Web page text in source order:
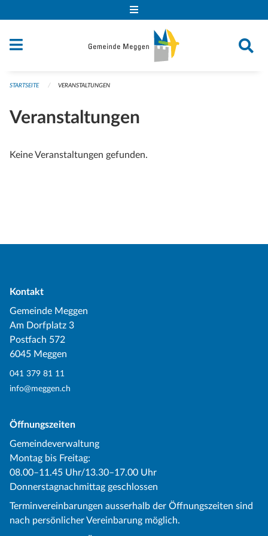
STARTSEITE VERANSTALTUNGEN
Veranstaltungen
Keine Veranstaltungen gefunden.
Kontakt
Gemeinde Meggen
Am Dorfplatz 3
Postfach 572
6045 Meggen
041 379 81 11
info@meggen.ch
Öffnungszeiten
Gemeindeverwaltung
Montag bis Freitag:
08.00–11.45 Uhr/13.30–17.00 Uhr
Donnerstagnachmittag geschlossen
Terminvereinbarungen ausserhalb der Öffnungszeiten sind
nach persönlicher Vereinbarung möglich.